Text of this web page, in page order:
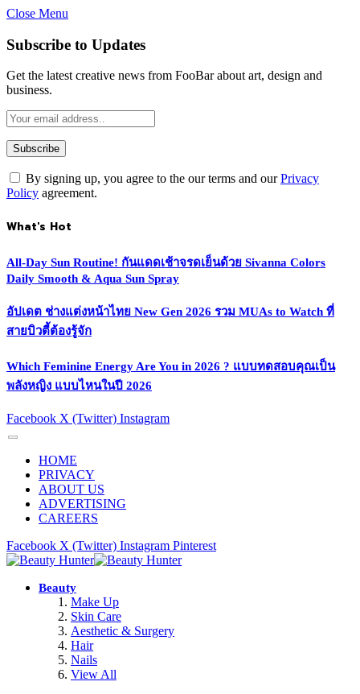
Close Menu
Subscribe to Updates
Get the latest creative news from FooBar about art, design and
business.
By signing up, you agree to the our terms and ourPrivacy
Policy agreement.
What's Hot
All-Day Sun Routine! กันแดดเช้าจรดเย็นด้วย Sivanna Colors
Daily Smooth & Aqua Sun Spray
อัปเดต ช่างแต่งหน้าไทย New Gen 2026 รวม MUAs to Watch ที่
สายบิวตี้ต้องรู้จัก
Which Feminine Energy Are You in 2026 ? แบบทดสอบคุณเป็น
พลังหญิง แบบไหนในปี 2026
Facebook X (Twitter) Instagram
HOME
PRIVACY
ABOUT US
ADVERTISING
CAREERS
Facebook X (Twitter) Instagram Pinterest
Beauty
Make Up
Skin Care
Aesthetic & Surgery
Hair
Nails
View All